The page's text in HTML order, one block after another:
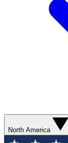
North America